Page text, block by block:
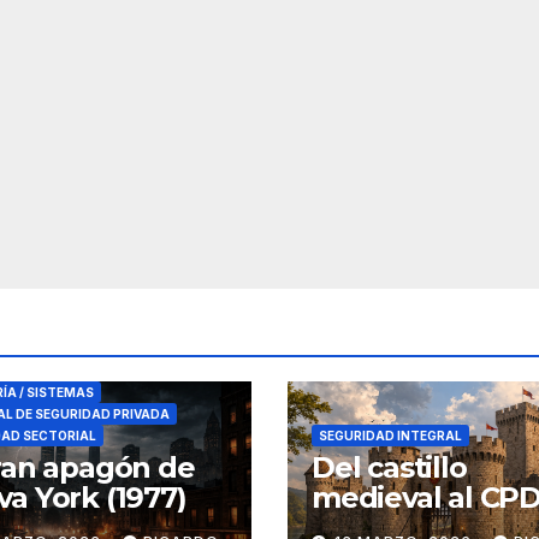
/ SISTEMAS
DE SEGURIDAD PRIVADA
SECTORIAL
apagón de
York (1977)
SEGURIDAD INTEGRAL
Del castillo
medieval al
seguridad por